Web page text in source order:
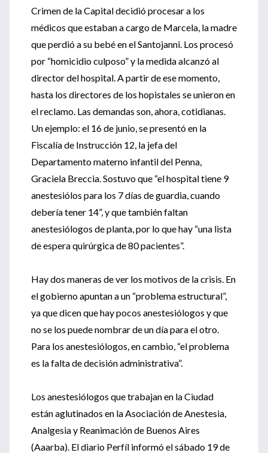
Crimen de la Capital decidió procesar a los
médicos que estaban a cargo de Marcela, la madre
que perdió a su bebé en el Santojanni. Los procesó
por “homicidio culposo” y la medida alcanzó al
director del hospital. A partir de ese momento,
hasta los directores de los hopistales se unieron en
el reclamo. Las demandas son, ahora, cotidianas.
Un ejemplo: el 16 de junio, se presentó en la
Fiscalía de Instrucción 12, la jefa del
Departamento materno infantil del Penna,
Graciela Breccia. Sostuvo que “el hospital tiene 9
anestesiólos para los 7 días de guardia, cuando
debería tener 14”, y que también faltan
anestesiólogos de planta, por lo que hay “una lista
de espera quirúrgica de 80 pacientes”.
Hay dos maneras de ver los motivos de la crisis. En
el gobierno apuntan a un “problema estructural”,
ya que dicen que hay pocos anestesiólogos y que
no se los puede nombrar de un día para el otro.
Para los anestesiólogos, en cambio, “el problema
es la falta de decisión administrativa”.
Los anestesiólogos que trabajan en la Ciudad
están aglutinados en la Asociación de Anestesia,
Analgesia y Reanimación de Buenos Aires
(Aaarba). El diario Perfíl informó el sábado 19 de